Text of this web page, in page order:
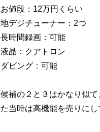
お値段：12万円くらい
地デジチューナー：2つ
長時間録画：可能
液晶：クアトロン
ダビング：可能
候補の２と３はかなり似
た当時は高機能を売りに